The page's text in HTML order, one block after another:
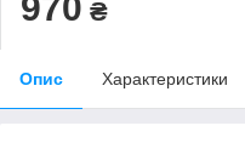
₴
Опис Характеристики